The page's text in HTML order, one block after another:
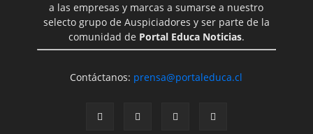
a las empresas y marcas a sumarse a nuestro
selecto grupo de Auspiciadores y ser parte de la
comunidad de Portal Educa Noticias.
Contáctanos: prensa@portaleduca.cl